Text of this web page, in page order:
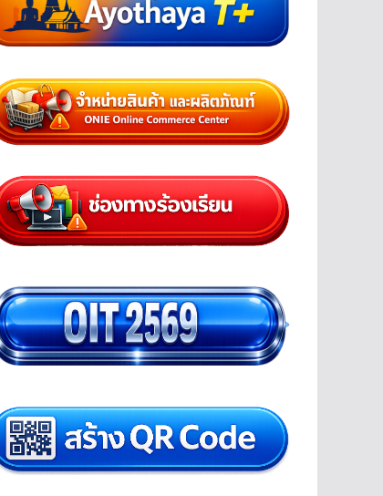
อกสาร/ดาวน์โหลด
คู่มือการดำเนินงานจัดการศึกษาต่อเนื่อง
มือการบัญชีผ่านระบบ GFMIS สำหรับหน่วยงานผู้
บิกสังกัดสำนักงาน กศน.
มือการเบิกจ่ายเงินของหน่วยงานและสถานศึกษา